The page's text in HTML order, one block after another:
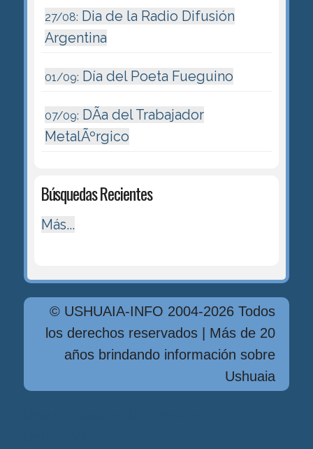
27/08: Dia de la Radio Difusión
Argentina
01/09: Día del Poeta Fueguino
07/09: DÃ­a del Trabajador
MetalÃºrgico
Búsquedas Recientes
Más...
© USHUAIA-INFO 2004-2026 Todos
los derechos reservados | Más de 20
años brindando información sobre
Ushuaia